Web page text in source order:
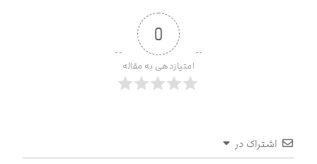
0
امتیازدهی به مقاله
اشتراک در